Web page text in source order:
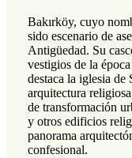
Bakırköy, cuyo
sido escenario de
Antigüedad. Su
vestigios de la
destaca la iglesia
arquitectura
de transformación
y otros edificios
panorama
confesional.